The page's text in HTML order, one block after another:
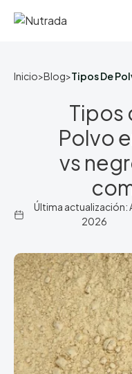
Inicio
Inicio>Blog>Tipos De
Tipos
Polvo
vs
Última actualización:
2026